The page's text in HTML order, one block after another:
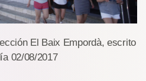
El Baix Empordà, escrito
02/08/2017